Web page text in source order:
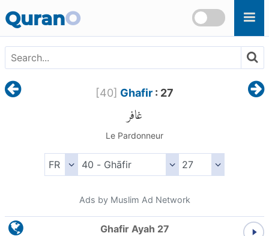
QuranO
[40] Ghafir: 27
غافر
Le Pardonneur
Ads by Muslim Ad Network
Ghafir Ayah 27